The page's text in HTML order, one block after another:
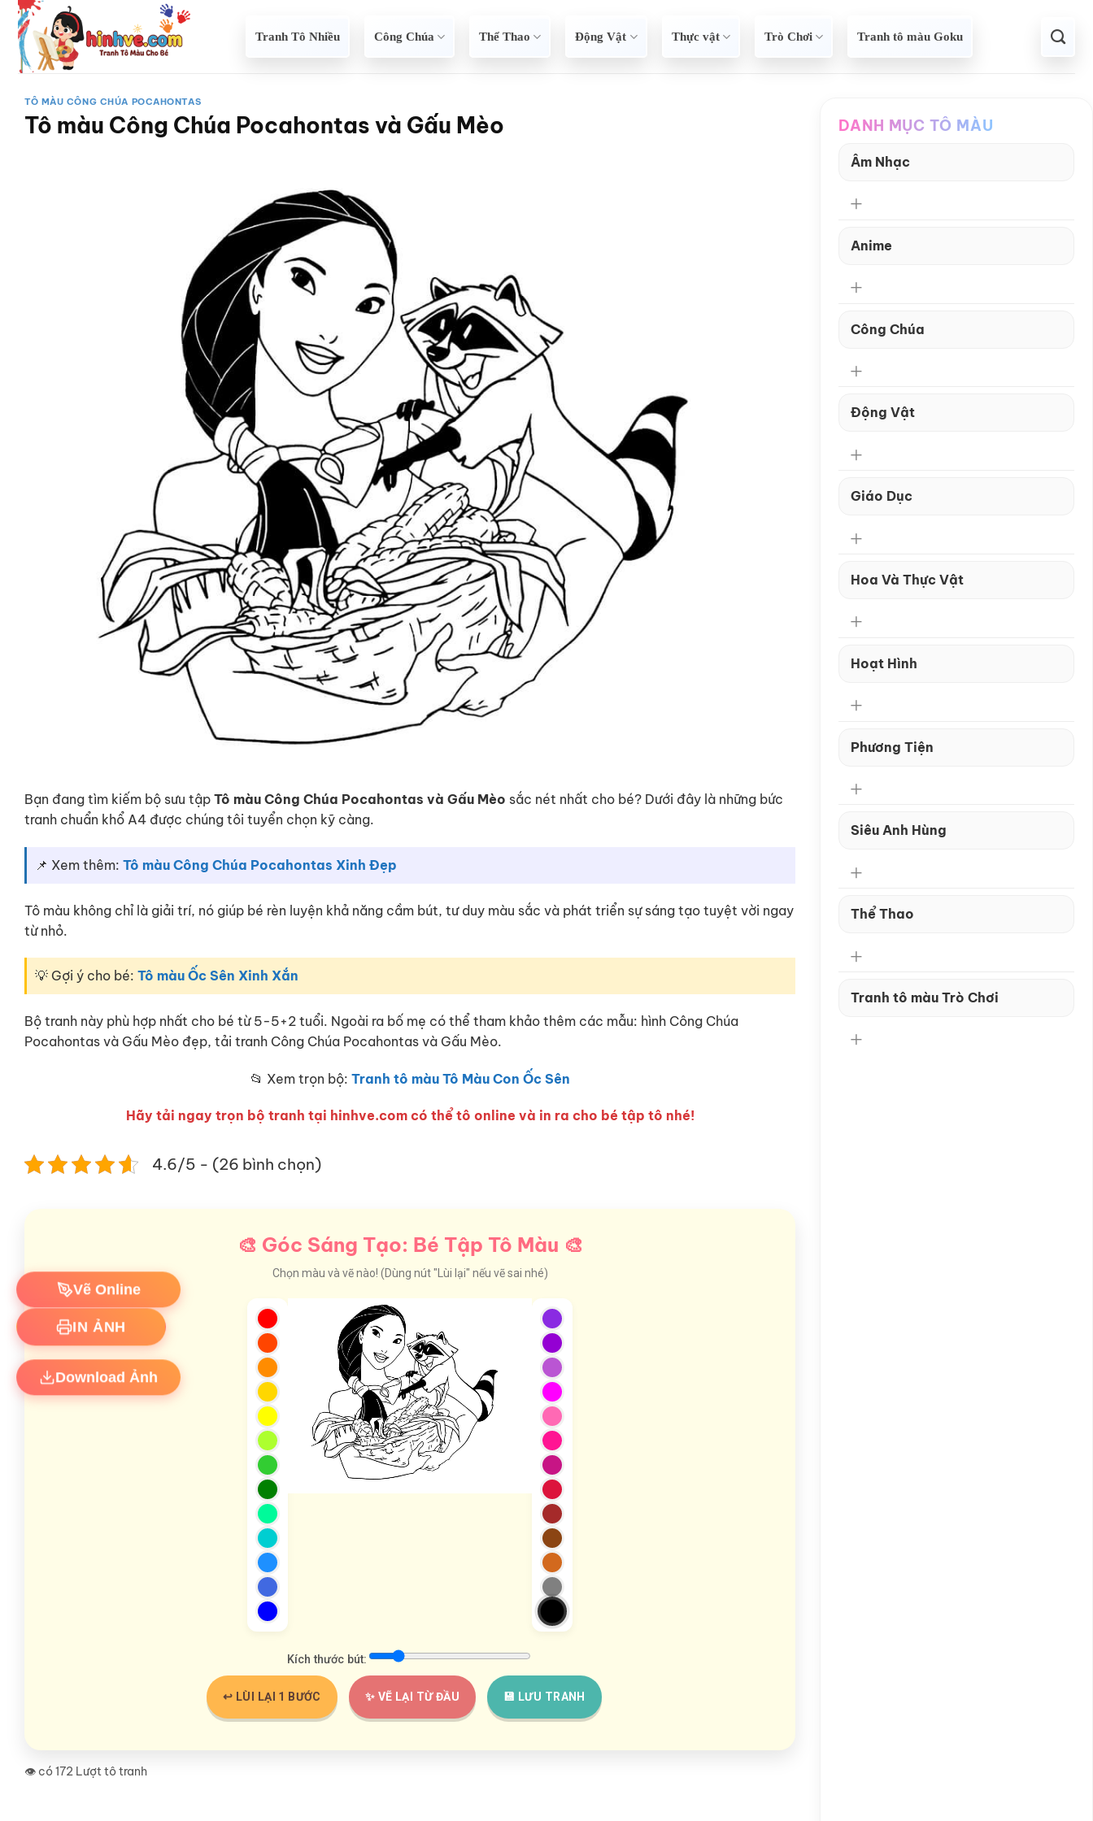
qua
dung
Tranh Tô Nhiều Công Chúa Thể Thao Động Vật Thực vật Trò Chơi Tranh tô màu Goku
TÔ MÀU CÔNG CHÚA POCAHONTAS
Tô màu Công Chúa Pocahontas và Gấu Mèo
Bạn đang tìm kiếm bộ sưu tập Tô màu Công Chúa Pocahontas và Gấu Mèo sắc nét nhất cho bé? Dưới đây là những bức
tranh chuẩn khổ A4 được chúng tôi tuyển chọn kỹ càng.
📌 Xem thêm: Tô màu Công Chúa Pocahontas Xinh Đẹp
Tô màu không chỉ là giải trí, nó giúp bé rèn luyện khả năng cầm bút, tư duy màu sắc và phát triển sự sáng tạo tuyệt vời ngay
từ nhỏ.
💡 Gợi ý cho bé: Tô màu Ốc Sên Xinh Xắn
Bộ tranh này phù hợp nhất cho bé từ 5-5+2 tuổi. Ngoài ra bố mẹ có thể tham khảo thêm các mẫu: hình Công Chúa
Pocahontas và Gấu Mèo đẹp, tải tranh Công Chúa Pocahontas và Gấu Mèo.
📂 Xem trọn bộ: Tranh tô màu Tô Màu Con Ốc Sên
Hãy tải ngay trọn bộ tranh tại hinhve.com có thể tô online và in ra cho bé tập tô nhé!
4.6/5 - (26 bình chọn)
🎨 Góc Sáng Tạo: Bé Tập Tô Màu 🎨
Chọn màu và vẽ nào! (Dùng nút "Lùi lại" nếu vẽ sai nhé)
Kích thước bút:
↩️ LÙI LẠI 1 BƯỚC ✨ VẼ LẠI TỪ ĐẦU 💾 LƯU TRANH
👁️ có 172 Lượt tô tranh
DANH MỤC TÔ MÀU
Âm Nhạc
Anime
Công Chúa
Động Vật
Giáo Dục
Hoa Và Thực Vật
Hoạt Hình
Phương Tiện
Siêu Anh Hùng
Thể Thao
Tranh tô màu Trò Chơi
Vẽ Online
IN ẢNH
Download Ảnh